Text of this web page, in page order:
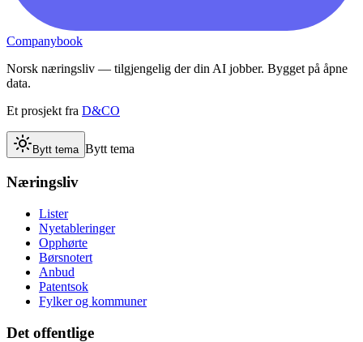
Companybook
Norsk næringsliv — tilgjengelig der din AI jobber. Bygget på åpne
data.
Et prosjekt fra D&CO
Bytt tema Bytt tema
Næringsliv
Lister
Nyetableringer
Opphørte
Børsnotert
Anbud
Patentsok
Fylker og kommuner
Det offentlige